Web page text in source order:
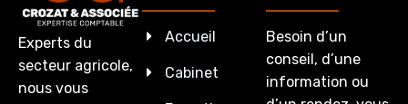
Experts du
secteur agricole,
nous vous
Accueil
Cabinet
Besoin d’un
conseil, d’une
information ou